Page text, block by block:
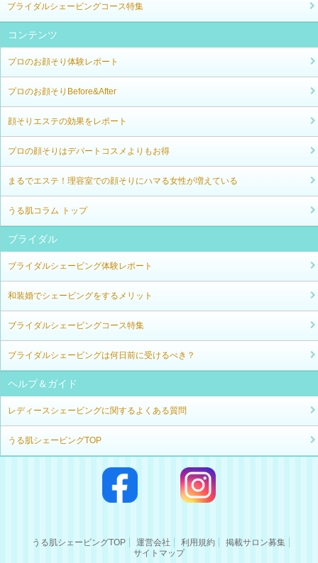
ブライダルシェービングコース特集
コンテンツ
プロのお顔そり体験レポート
プロのお顔そりBefore&After
顔そりエステの効果をレポート
プロの顔そりはデパートコスメよりもお得
まるでエステ！理容室での顔そりにハマる女性が増えている
うる肌コラム トップ
ブライダル
ブライダルシェービング体験レポート
和装婚でシェービングをするメリット
ブライダルシェービングコース特集
ブライダルシェービングは何日前に受けるべき？
ヘルプ＆ガイド
レディースシェービングに関するよくある質問
うる肌シェービングTOP
うる肌シェービングTOP 運営会社 利用規約
掲載サロン募集
サイトマップ